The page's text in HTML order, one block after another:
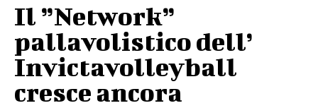
Il ”Network”
pallavolistico dell’
Invictavolleyball
cresce ancora